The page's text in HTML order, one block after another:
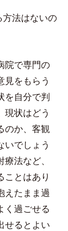
法はないの
院で専門の
見をもらう
を自分で判
現状はどう
のか、客観
いでしょう
法など、
ことはあり
えたまま過
く過ごせる
せるとよい